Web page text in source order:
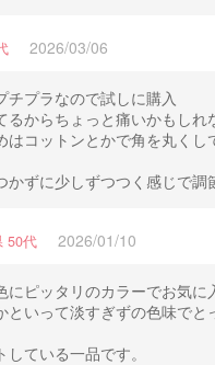
2026/03/06
チプラなので試しに購入
るからちょっと痛いかもしれ
はコットンとかで角を丸くし
かずに少しずつつく感じで調
50代 2026/01/10
ピッタリのカラーでお気に
といって淡すぎずの色味でと
ている一品です。